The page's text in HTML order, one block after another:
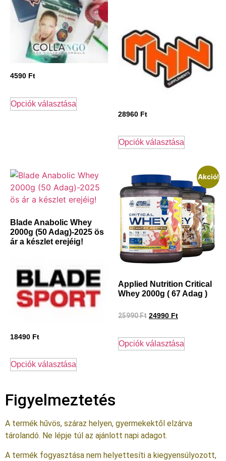
4590 Ft
Opciók választása
28960 Ft
Opciók választása
Blade Anabolic Whey
2000g (50 Adag)-2025 ös
ár a készlet erejéig!
18490 Ft
Opciók választása
Akció!
Applied Nutrition Critical
Whey 2000g ( 67 Adag )
25990Ft 24990 Ft
Opciók választása
Figyelmeztetés
A termék hűvös, száraz helyen, gyermekektől elzárva
tárolandó. Ne lépje túl az ajánlott napi adagot.
A termék fogyasztása nem helyettesíti a kiegyensúlyozott,